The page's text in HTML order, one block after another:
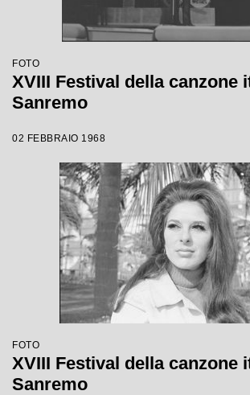
FOTO
XVIII Festival della canzone
Sanremo
02 FEBBRAIO 1968
FOTO
XVIII Festival della canzone
Sanremo